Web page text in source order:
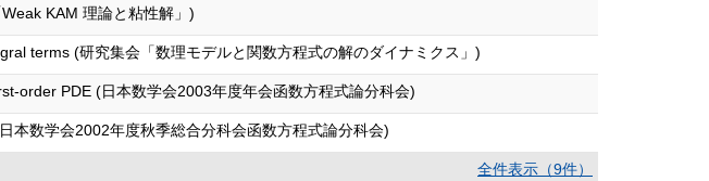
KAM 理論と粘性解」)
terms (研究集会「数理モデルと関数方程式の解のダイナミクス」)
order PDE (日本数学会2003年度年会函数方程式論分科会)
数学会2002年度秋季総合分科会函数方程式論分科会)
全件表示（9件）